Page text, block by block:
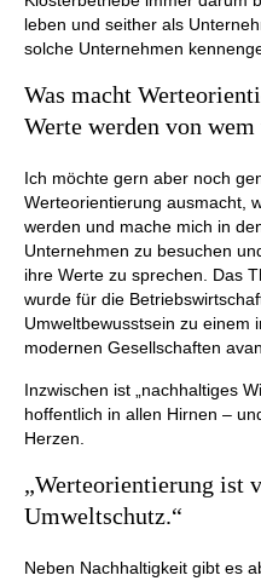
leben und seither als
solche Unternehmen
Was macht
Werte werden von
Ich möchte gern aber noch
Werteorientierung ausmacht,
werden und mache mich in
Unternehmen zu besuchen
ihre Werte zu sprechen. Das
wurde für die
Umweltbewusstsein zu einem
modernen Gesellschaften
Inzwischen ist „nachhaltiges
hoffentlich in allen Hirnen –
Herzen.
„Werteorientierung ist
Umweltschutz.“
Neben Nachhaltigkeit gibt es